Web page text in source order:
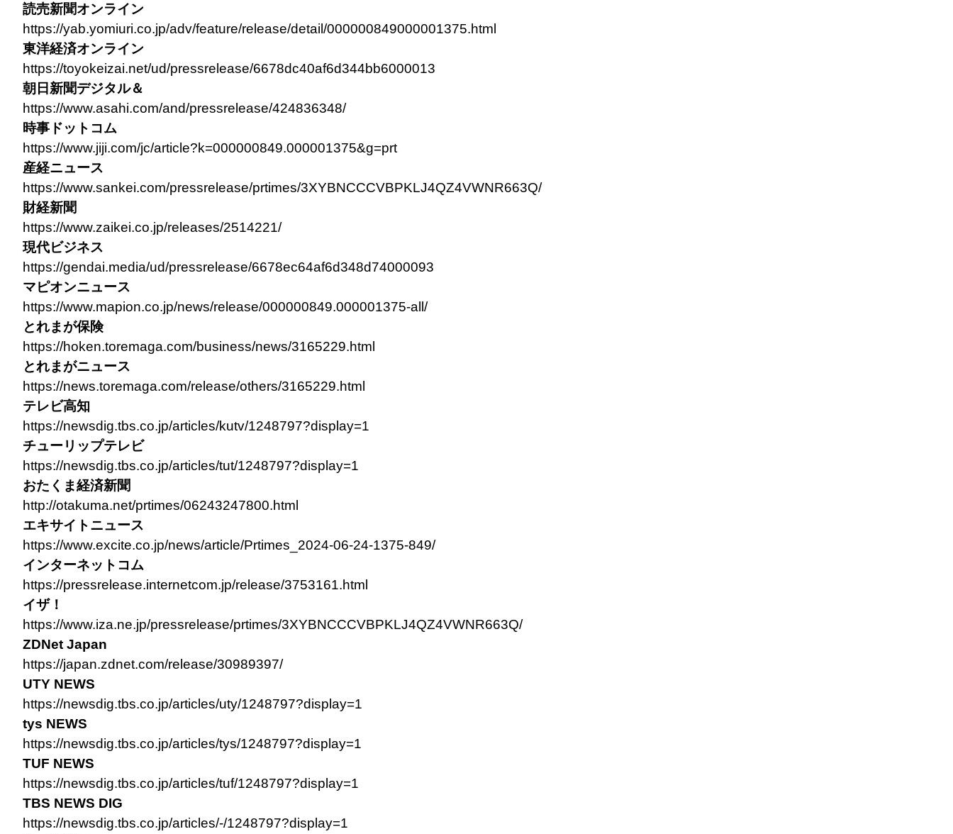
読売新聞オンライン
https://yab.yomiuri.co.jp/adv/feature/release/detail/000000849000001375.html
東洋経済オンライン
https://toyokeizai.net/ud/pressrelease/6678dc40af6d344bb6000013
朝日新聞デジタル＆
https://www.asahi.com/and/pressrelease/424836348/
時事ドットコム
https://www.jiji.com/jc/article?k=000000849.000001375&g=prt
産経ニュース
https://www.sankei.com/pressrelease/prtimes/3XYBNCCCVBPKLJ4QZ4VWNR663Q/
財経新聞
https://www.zaikei.co.jp/releases/2514221/
現代ビジネス
https://gendai.media/ud/pressrelease/6678ec64af6d348d74000093
マピオンニュース
https://www.mapion.co.jp/news/release/000000849.000001375-all/
とれまが保険
https://hoken.toremaga.com/business/news/3165229.html
とれまがニュース
https://news.toremaga.com/release/others/3165229.html
テレビ高知
https://newsdig.tbs.co.jp/articles/kutv/1248797?display=1
チューリップテレビ
https://newsdig.tbs.co.jp/articles/tut/1248797?display=1
おたくま経済新聞
http://otakuma.net/prtimes/06243247800.html
エキサイトニュース
https://www.excite.co.jp/news/article/Prtimes_2024-06-24-1375-849/
インターネットコム
https://pressrelease.internetcom.jp/release/3753161.html
イザ！
https://www.iza.ne.jp/pressrelease/prtimes/3XYBNCCCVBPKLJ4QZ4VWNR663Q/
ZDNet Japan
https://japan.zdnet.com/release/30989397/
UTY NEWS
https://newsdig.tbs.co.jp/articles/uty/1248797?display=1
tys NEWS
https://newsdig.tbs.co.jp/articles/tys/1248797?display=1
TUF NEWS
https://newsdig.tbs.co.jp/articles/tuf/1248797?display=1
TBS NEWS DIG
https://newsdig.tbs.co.jp/articles/-/1248797?display=1